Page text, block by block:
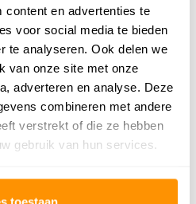
content en advertenties te
voor social media te bieden
te analyseren. Ook delen we
van onze site met onze
adverteren en analyse. Deze
combineren met andere
verstrekt of die ze hebben
gebruik van hun services.
afmeting 160x230cm
is geweest kan dit kleed bij het
zijn. Dit verdwijnt na korte tijd vanzelf.
richting kan helpen.